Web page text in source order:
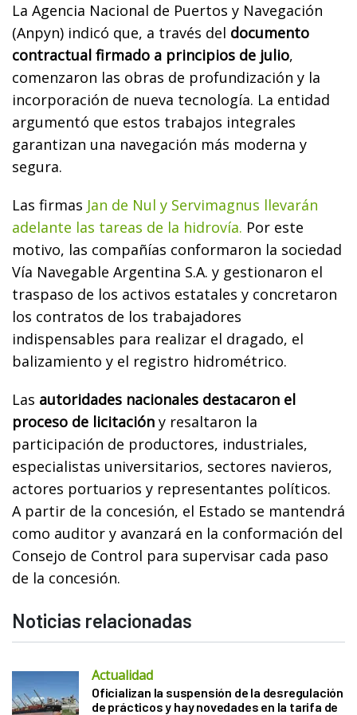
La Agencia Nacional de Puertos y Navegación
(Anpyn) indicó que, a través del documento
contractual firmado a principios de julio,
comenzaron las obras de profundización y la
incorporación de nueva tecnología. La entidad
argumentó que estos trabajos integrales
garantizan una navegación más moderna y
segura.
Las firmas Jan de Nul y Servimagnus llevarán
adelante las tareas de la hidrovía. Por este
motivo, las compañías conformaron la sociedad
Vía Navegable Argentina S.A. y gestionaron el
traspaso de los activos estatales y concretaron
los contratos de los trabajadores
indispensables para realizar el dragado, el
balizamiento y el registro hidrométrico.
Las autoridades nacionales destacaron el
proceso de licitación y resaltaron la
participación de productores, industriales,
especialistas universitarios, sectores navieros,
actores portuarios y representantes políticos.
A partir de la concesión, el Estado se mantendrá
como auditor y avanzará en la conformación del
Consejo de Control para supervisar cada paso
de la concesión.
Noticias relacionadas
Actualidad
Oficializan la suspensión de la desregulación
de prácticos y hay novedades en la tarifa de